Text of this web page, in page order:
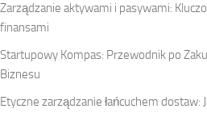
Zarządzanie aktywami i pasywami:
finansami
Startupowy Kompas: Przewodnik po
Biznesu
Etyczne zarządzanie łańcuchem